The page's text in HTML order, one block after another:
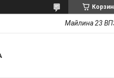
Майлина 23